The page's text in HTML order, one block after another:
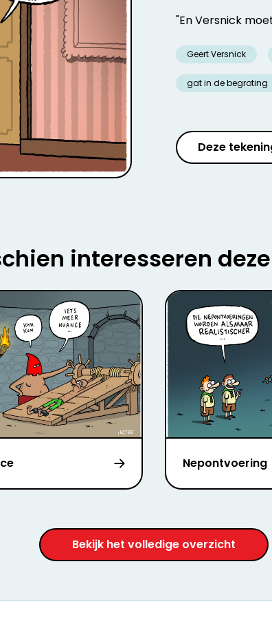
"En Versnick
Geert Versnick
gat in de begroting
Deze
interesseren
Nepontvoering
Bekijk het volledige overzicht